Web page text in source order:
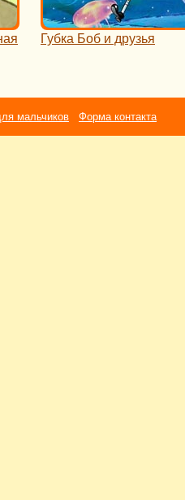
Губка Боб и друзья
мальчиков Форма контакта